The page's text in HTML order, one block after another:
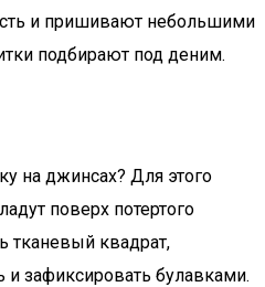
и пришивают небольшими
подбирают под деним.
на джинсах? Для этого
поверх потертого
тканевый квадрат,
зафиксировать булавками.